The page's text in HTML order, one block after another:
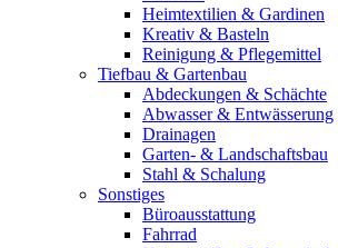
Heimtextilien & Gardinen
Kreativ & Basteln
Reinigung & Pflegemittel
Tiefbau & Gartenbau
Abdeckungen & Schächte
Abwasser & Entwässerung
Drainagen
Garten- & Landschaftsbau
Stahl & Schalung
Sonstiges
Büroausstattung
Fahrrad